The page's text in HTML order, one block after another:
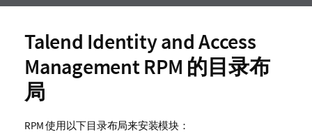
Talend Identity and Access
ManagementRPM 的目录布
局
RPM 使用以下目录布局来安装模块：